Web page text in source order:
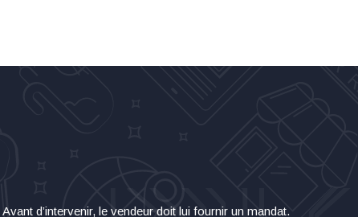
d’intervenir, le vendeur doit lui fournir un mandat.